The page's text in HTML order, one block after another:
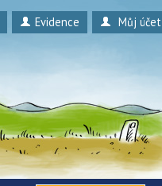
Evidence Můj účet